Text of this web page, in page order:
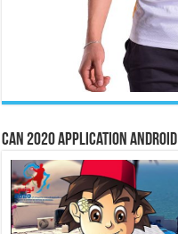
CAN 2020 Application Android